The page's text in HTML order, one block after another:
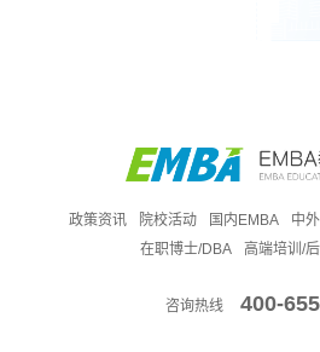
政策资讯 院校活动 国内EMBA 中
在职博士/DBA
高端培训/
咨询热线 400-